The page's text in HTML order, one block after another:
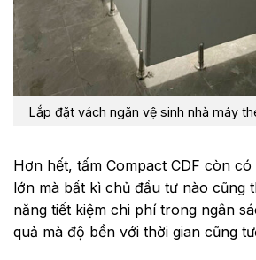
Lắp đặt vách ngăn vệ sinh nhà máy
Hơn hết, tấm Compact CDF còn
lớn mà bất kì chủ đầu tư nào cũng
năng tiết kiệm chi phí trong ngân
quả mà độ bền với thời gian cũng